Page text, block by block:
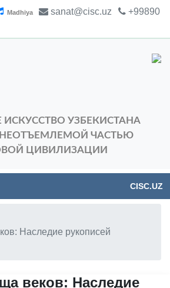
Madhiya sanat@cisc.uz
+99890
УЗБЕКИСТАНА
НЕОТЪЕМЛЕМОЙ ЧАСТЬЮ
ЦИВИЛИЗАЦИИ
CISC.UZ
Наследие рукописей
веков: Наследие